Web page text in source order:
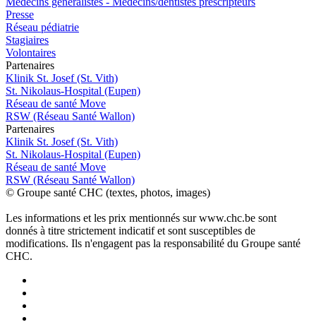
Presse
Réseau pédiatrie
Stagiaires
Volontaires
Partenaires
Klinik St. Josef (St. Vith)
St. Nikolaus-Hospital (Eupen)
Réseau de santé Move
RSW (Réseau Santé Wallon)
Partenaires
Klinik St. Josef (St. Vith)
St. Nikolaus-Hospital (Eupen)
Réseau de santé Move
RSW (Réseau Santé Wallon)
© Groupe santé CHC (textes, photos, images)
Les informations et les prix mentionnés sur www.chc.be sont
donnés à titre strictement indicatif et sont susceptibles de
modifications. Ils n'engagent pas la responsabilité du Groupe santé
CHC.